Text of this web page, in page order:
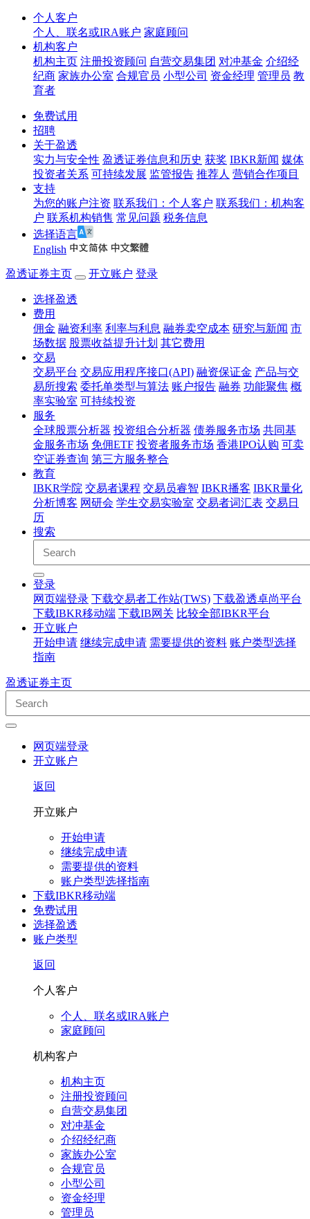
个人客户
个人、联名或IRA账户 家庭顾问
机构客户
机构主页 注册投资顾问 自营交易集团 对冲基金 介绍经
纪商 家族办公室 合规官员 小型公司 资金经理 管理员 教
育者
免费试用
招聘
关于盈透
实力与安全性 盈透证券信息和历史 获奖 IBKR新闻 媒体
投资者关系 可持续发展 监管报告 推荐人 营销合作项目
支持
为您的账户注资 联系我们：个人客户 联系我们：机构客
户 联系机构销售 常见问题 税务信息
选择语言
English
盈透证券主页 开立账户 登录
选择盈透
费用
佣金 融资利率 利率与利息 融券卖空成本 研究与新闻 市
场数据 股票收益提升计划 其它费用
交易
交易平台 交易应用程序接口(API) 融资保证金 产品与交
易所搜索 委托单类型与算法 账户报告 融券 功能聚焦 概
率实验室 可持续投资
服务
全球股票分析器 投资组合分析器 债券服务市场 共同基
金服务市场 免佣ETF 投资者服务市场 香港IPO认购 可卖
空证券查询 第三方服务整合
教育
IBKR学院 交易者课程 交易员睿智 IBKR播客 IBKR量化
分析博客 网研会 学生交易实验室 交易者词汇表 交易日
历
搜索
登录
网页端登录 下载交易者工作站(TWS) 下载盈透卓尚平台
下载IBKR移动端 下载IB网关 比较全部IBKR平台
开立账户
开始申请 继续完成申请 需要提供的资料 账户类型选择
指南
盈透证券主页
网页端登录
开立账户
返回
开立账户
开始申请
继续完成申请
需要提供的资料
账户类型选择指南
下载IBKR移动端
免费试用
选择盈透
账户类型
返回
个人客户
个人、联名或IRA账户
家庭顾问
机构客户
机构主页
注册投资顾问
自营交易集团
对冲基金
介绍经纪商
家族办公室
合规官员
小型公司
资金经理
管理员